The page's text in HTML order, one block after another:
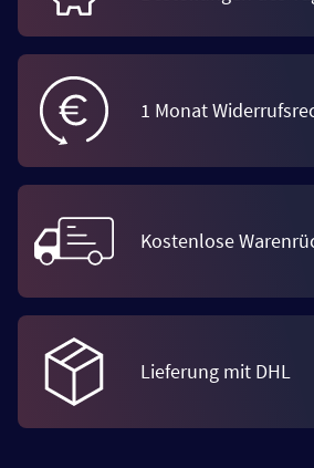
1 Monat
Kostenlose
Lieferung mit DHL